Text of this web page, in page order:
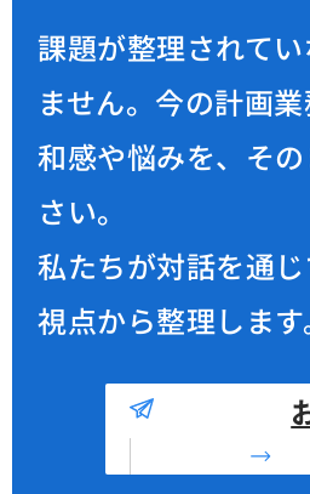
Contac
課題が整理されて
ません。 今の計画
和感や悩みを、そ
さい。
私たちが対話を通
視点から整理します